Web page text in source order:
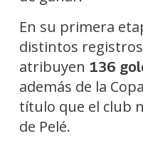
En su primera
distintos
atribuyen 136
además de la
título que el club
de Pelé.